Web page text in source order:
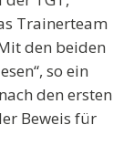
Trainerteam
den beiden
so ein
den ersten
Beweis für